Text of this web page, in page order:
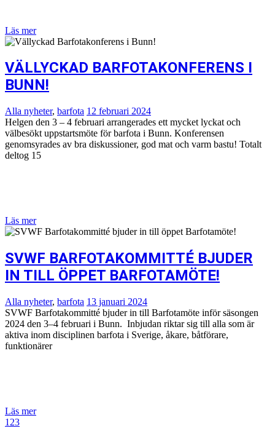
Läs mer
VÄLLYCKAD BARFOTAKONFERENS I
BUNN!
Alla nyheter, barfota 12 februari 2024
Helgen den 3 – 4 februari arrangerades ett mycket lyckat och
välbesökt uppstartsmöte för barfota i Bunn. Konferensen
genomsyrades av bra diskussioner, god mat och varm bastu! Totalt
deltog 15
Läs mer
SVWF BARFOTAKOMMITTÉ BJUDER
IN TILL ÖPPET BARFOTAMÖTE!
Alla nyheter, barfota 13 januari 2024
SVWF Barfotakommitté bjuder in till Barfotamöte inför säsongen
2024 den 3–4 februari i Bunn. Inbjudan riktar sig till alla som är
aktiva inom disciplinen barfota i Sverige, åkare, båtförare,
funktionärer
Läs mer
1 23